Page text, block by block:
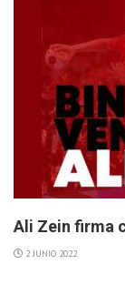
Ali Zein firma
2 JUNIO 2022